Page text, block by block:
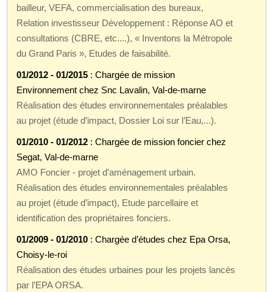
bailleur, VEFA, commercialisation des bureaux,
Relation investisseur Développement : Réponse AO et
consultations (CBRE, etc....), « Inventons la Métropole
du Grand Paris », Etudes de faisabilité.
01/2012 - 01/2015 : Chargée de mission
Environnement chez Snc Lavalin, Val-de-marne
Réalisation des études environnementales préalables
au projet (étude d’impact, Dossier Loi sur l’Eau,...).
01/2010 - 01/2012 : Chargée de mission foncier chez
Segat, Val-de-marne
AMO Foncier - projet d’aménagement urbain.
Réalisation des études environnementales préalables
au projet (étude d’impact), Etude parcellaire et
identification des propriétaires fonciers.
01/2009 - 01/2010 : Chargée d’études chez Epa Orsa,
Choisy-le-roi
Réalisation des études urbaines pour les projets lancés
par l’EPA ORSA.